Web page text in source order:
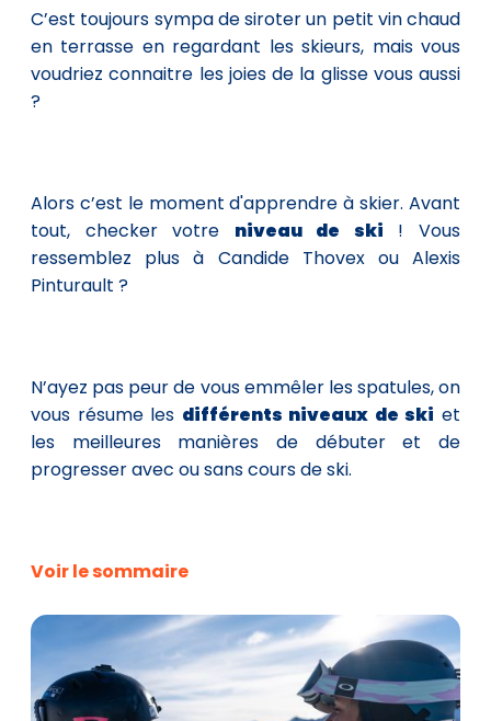
C’est toujours sympa de siroter un petit vin chaud
en terrasse en regardant les skieurs, mais vous
voudriez connaitre les joies de la glisse vous aussi
?
Alors c’est le moment d'apprendre à skier. Avant
tout, checker votre niveau de ski ! Vous
ressemblez plus à Candide Thovex ou Alexis
Pinturault ?
N’ayez pas peur de vous emmêler les spatules, on
vous résume les différents niveaux de ski et
les meilleures manières de débuter et de
progresser avec ou sans cours de ski.
Voir le sommaire